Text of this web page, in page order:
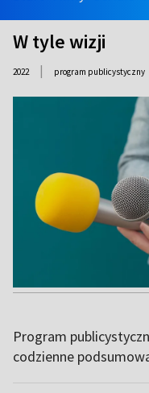
W tyle wizji
2022 | program publicystyczny
Program
codzienne